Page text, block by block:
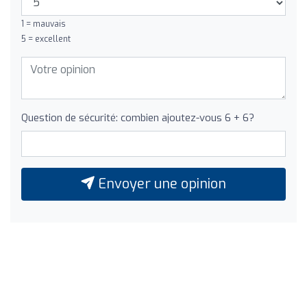
1 = mauvais
5 = excellent
Question de sécurité: combien ajoutez-vous 6 + 6?
Envoyer une opinion